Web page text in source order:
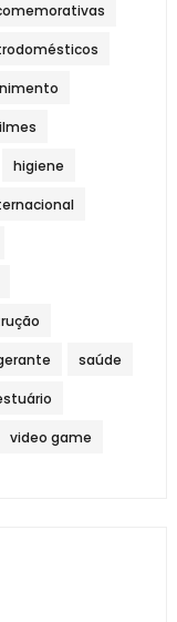
higiene
saúde
video game